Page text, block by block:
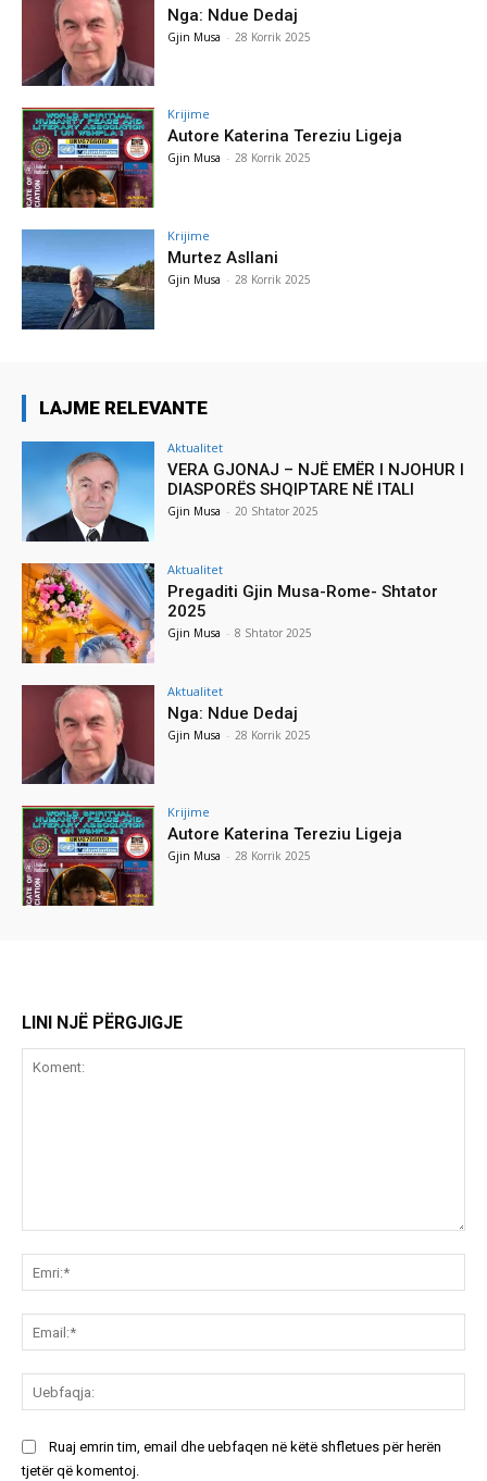
Nga: Ndue Dedaj
Gjin Musa - 28 Korrik 2025
Krijime
Autore Katerina Tereziu Ligeja
Gjin Musa - 28 Korrik 2025
Krijime
Murtez Asllani
Gjin Musa - 28 Korrik 2025
LAJME RELEVANTE
Aktualitet
VERA GJONAJ – NJË EMËR I NJOHUR I
DIASPORËS SHQIPTARE NË ITALI
Gjin Musa - 20 Shtator 2025
Aktualitet
Pregaditi Gjin Musa-Rome- Shtator
2025
Gjin Musa - 8 Shtator 2025
Aktualitet
Nga: Ndue Dedaj
Gjin Musa - 28 Korrik 2025
Krijime
Autore Katerina Tereziu Ligeja
Gjin Musa - 28 Korrik 2025
LINI NJË PËRGJIGJE
Ruaj emrin tim, email dhe uebfaqen në këtë shfletues për herën
tjetër që komentoj.